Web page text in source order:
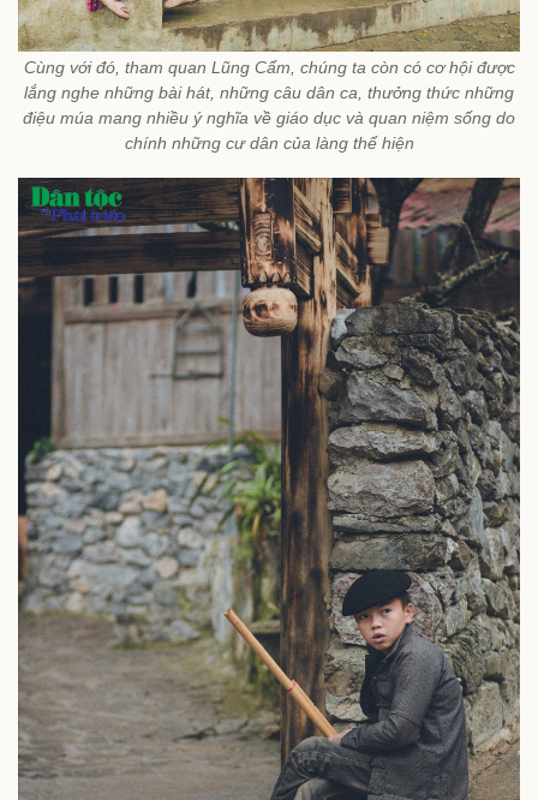
Cùng với đó, tham quan Lũng Cẩm, chúng ta còn có cơ hội được
lắng nghe những bài hát, những câu dân ca, thưởng thức những
điệu múa mang nhiều ý nghĩa về giáo dục và quan niệm sống do
chính những cư dân của làng thể hiện